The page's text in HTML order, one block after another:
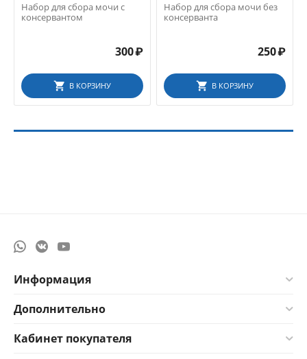
Набор для сбора мочи с
консервантом
300₽
В КОРЗИНУ
Набор для сбора мочи без
консерванта
250₽
В КОРЗИНУ
Информация
Дополнительно
Кабинет покупателя